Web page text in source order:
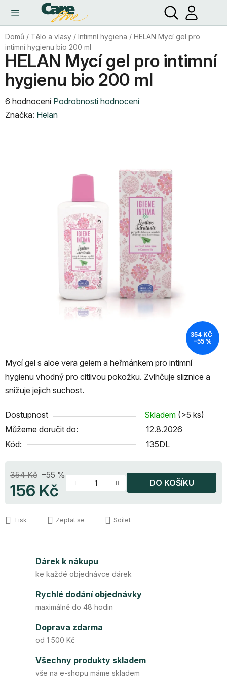
obsah
Hledat
Domů / Tělo a vlasy / Intimní hygiena / HELAN Mycí gel pro
intimní hygienu bio 200 ml
Mycí gel s aloe vera gelem a heřmánkem pro intimní
hygienu vhodný pro citlivou pokožku. Zvlhčuje sliznice a
snižuje jejich suchost.
Dostupnost Skladem (>5 ks)
Můžeme doručit do:
12.8.2026
Kód:
135DL
354 Kč –55 %
156 Kč DO KOŠÍKU
Tisk Zeptat se Sdílet
HELAN Mycí gel pro intimní
hygienu bio 200 ml
Průměrné
hodnocení
6 hodnocení Podrobnosti hodnocení
Značka: Helan
354 KČ
–55 %
Dárek k nákupu
ke každé objednávce dárek
Rychlé dodání objednávky
maximálně do 48 hodin
Doprava zdarma
od 1 500 Kč
Všechny produkty skladem
vše na e-shopu máme skladem